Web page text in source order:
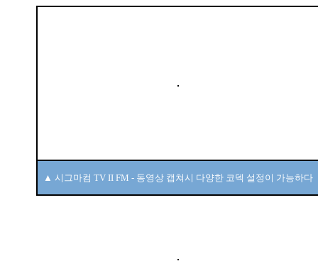
▲ 시그마컴 TV II FM - 동영상 캡쳐시 다양한 코덱 설정이 가능하다